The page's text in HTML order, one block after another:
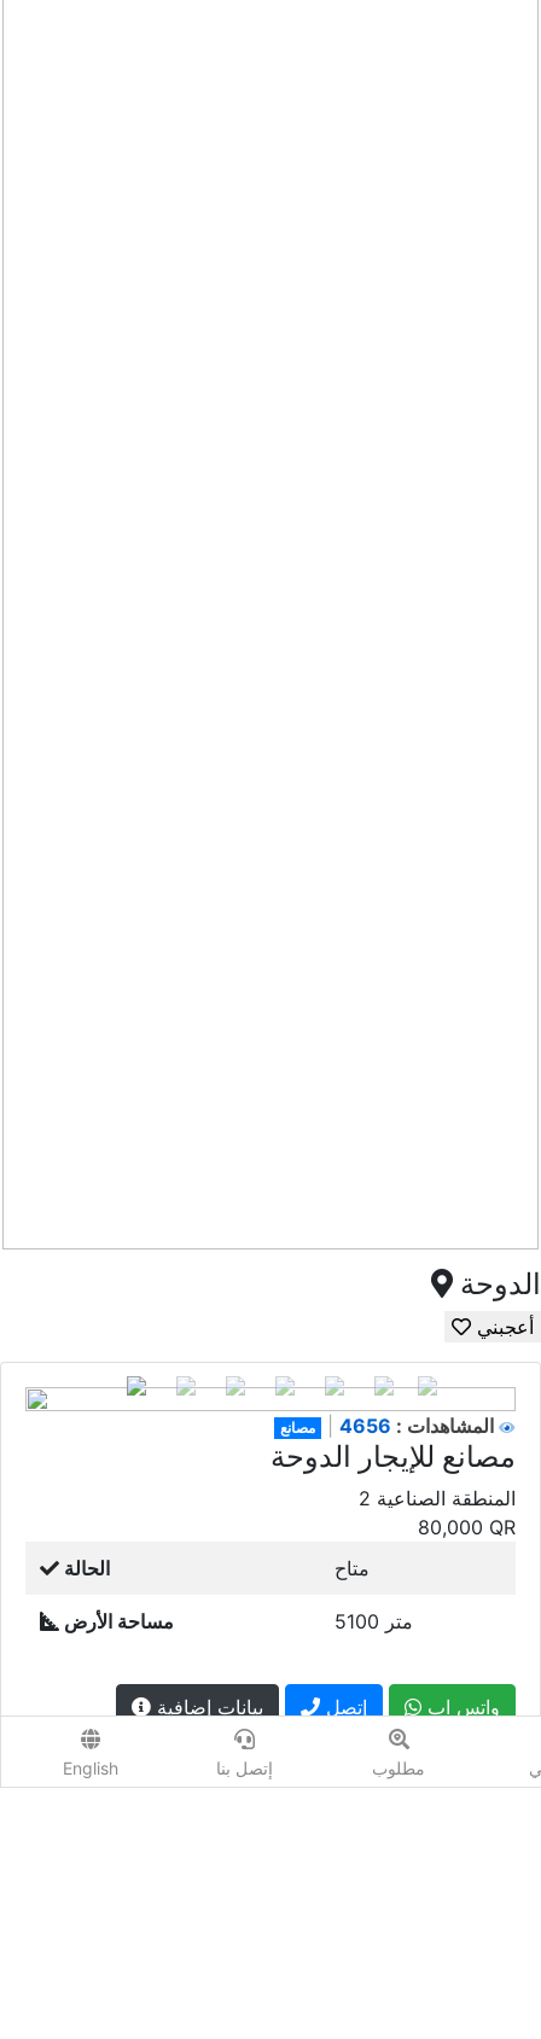
الدوحة
أعجبني
مصانع المشاهدات :
مصانع للإيجار الدوحة
المنطقة الصناعية 2
80,000 QR
الحالة
متاح
مساحة الأرض 5100 متر
بيانات إضافية إتصل واتس اب
شارك : مطلوب إتصل بنا English